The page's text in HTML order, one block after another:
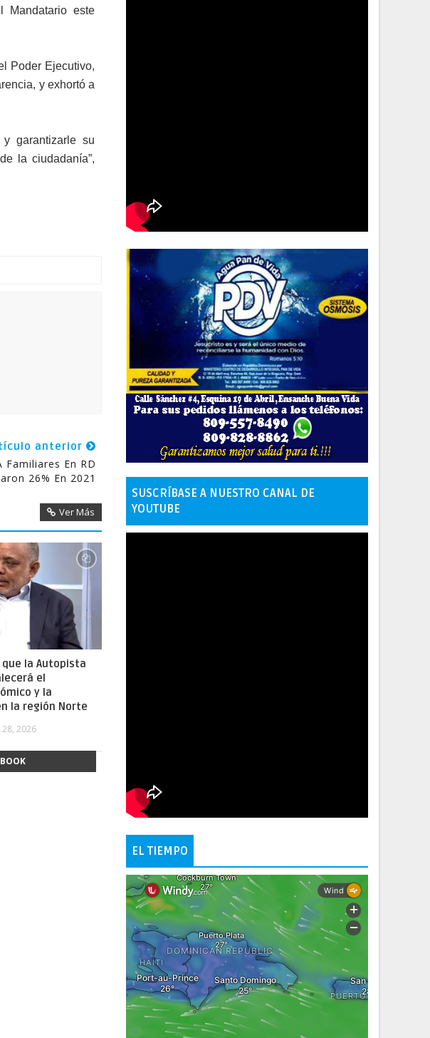
Mandatario este
Poder Ejecutivo,
y exhortó a
garantizarle su
la ciudadanía”,
anterior
Familiares En RD
26% En 2021
Ver Más
la Autopista
el
y la
la región Norte
28, 2026
SUSCRÍBASE A NUESTRO CANAL DE
YOUTUBE
EL TIEMPO